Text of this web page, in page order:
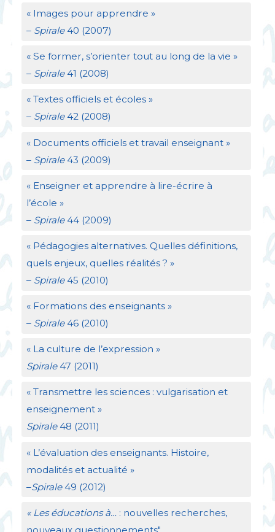
« Images pour apprendre »
– Spirale40 (2007)
« Se former, s’orienter tout au long de la vie »
– Spirale41 (2008)
« Textes officiels et écoles »
– Spirale42 (2008)
« Documents officiels et travail enseignant »
– Spirale43 (2009)
« Enseigner et apprendre à lire-écrire à
l’école »
– Spirale44 (2009)
« Pédagogies alternatives. Quelles définitions,
quels enjeux, quelles réalités ? »
– Spirale45 (2010)
« Formations des enseignants »
– Spirale46 (2010)
« La culture de l’expression »
Spirale47 (2011)
« Transmettre les sciences : vulgarisation et
enseignement »
Spirale48 (2011)
« L’évaluation des enseignants. Histoire,
modalités et actualité »
–Spirale49 (2012)
« Les éducations à… : nouvelles recherches,